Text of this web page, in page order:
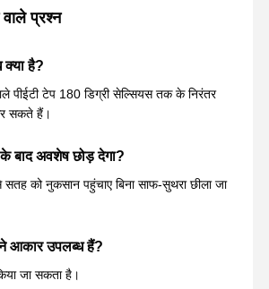
प्रश्न
क्या है?
पीईटी टेप 180 डिग्री सेल्सियस तक के निरंतर
सकते हैं।
बाद अवशेष छोड़ देगा?
को नुकसान पहुंचाए बिना साफ-सुथरा छीला जा
आकार उपलब्ध हैं?
जा सकता है।